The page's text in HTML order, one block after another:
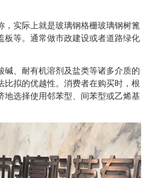
实际上就是玻璃钢格栅玻璃钢树篦
板等。通常做市政建设或者道路绿化
、耐有机溶剂及盐类等诸多介质的
比拟的优越性。消费者在购买时，根
地选择使用邻苯型、间苯型或乙烯基